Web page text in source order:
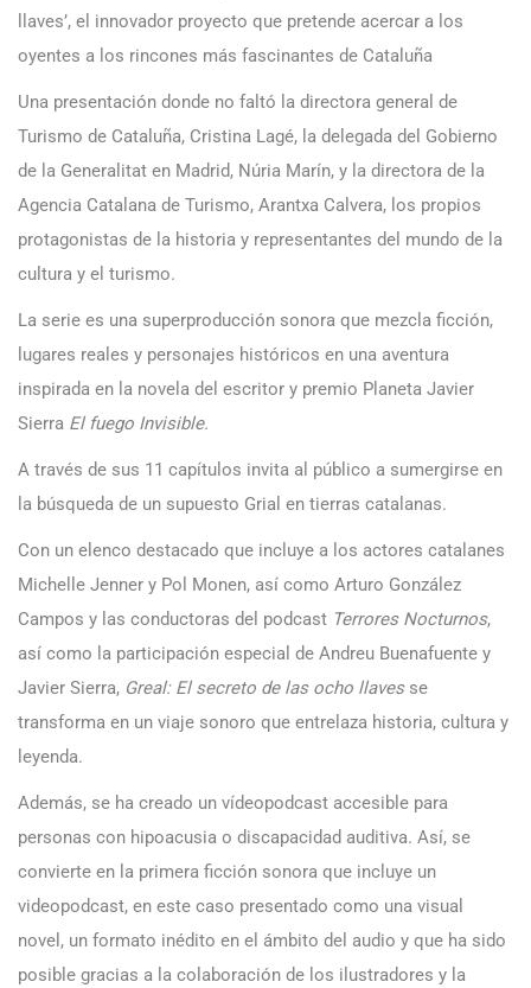
llaves’, el innovador proyecto que pretende acercar a los
oyentes a los rincones más fascinantes de Cataluña
Una presentación donde no faltó la directora general de
Turismo de Cataluña, Cristina Lagé, la delegada del Gobierno
de la Generalitat en Madrid, Núria Marín, y la directora de la
Agencia Catalana de Turismo, Arantxa Calvera, los propios
protagonistas de la historia y representantes del mundo de la
cultura y el turismo.
La serie es una superproducción sonora que mezcla ficción,
lugares reales y personajes históricos en una aventura
inspirada en la novela del escritor y premio Planeta Javier
Sierra El fuego Invisible.
A través de sus 11 capítulos invita al público a sumergirse en
la búsqueda de un supuesto Grial en tierras catalanas.
Con un elenco destacado que incluye a los actores catalanes
Michelle Jenner y Pol Monen, así como Arturo González
Campos y las conductoras del podcast Terrores Nocturnos,
así como la participación especial de Andreu Buenafuente y
Javier Sierra, Greal: El secreto de las ocho llavesse
transforma en un viaje sonoro que entrelaza historia, cultura y
leyenda.
Además, se ha creado un vídeopodcast accesible para
personas con hipoacusia o discapacidad auditiva. Así, se
convierte en la primera ficción sonora que incluye un
videopodcast, en este caso presentado como una visual
novel, un formato inédito en el ámbito del audio y que ha sido
posible gracias a la colaboración de los ilustradores y la